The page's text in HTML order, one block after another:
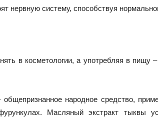
нервную систему, способствуя
в косметологии, а употребляя в пищу
народное средство,
Масляный экстракт тыквы